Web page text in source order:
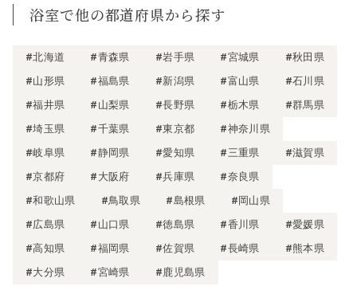
浴室で他の都道府県から探す
#北海道 #青森県 #岩手県 #宮城県
#秋田県
#山形県
#福島県 #新潟県 #富山県
#石川県
#福井県
#山梨県 #長野県 #栃木県
#群馬県
#埼玉県
#千葉県 #東京都
#神奈川県
#岐阜県
#静岡県 #愛知県 #三重県
#滋賀県
#京都府
#大阪府 #兵庫県
#奈良県
#和歌山県
#鳥取県 #島根県
#岡山県
#広島県
#山口県 #徳島県 #香川県
#愛媛県
#高知県
#福岡県 #佐賀県 #長崎県
#熊本県
#大分県
#宮崎県 #鹿児島県